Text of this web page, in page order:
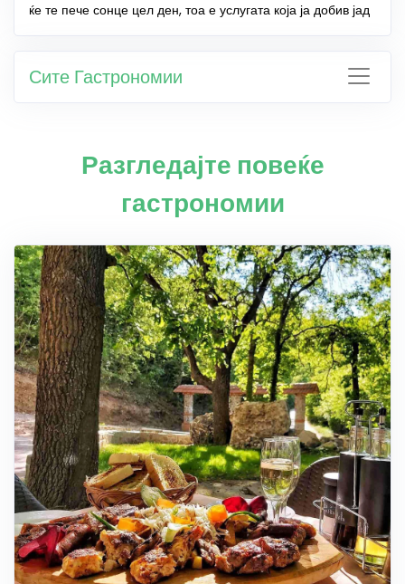
ќе те пече сонце цел ден, тоа е услугата која ја добив јад
Сите Гастрономии
Разгледајте повеќе
гастрономии